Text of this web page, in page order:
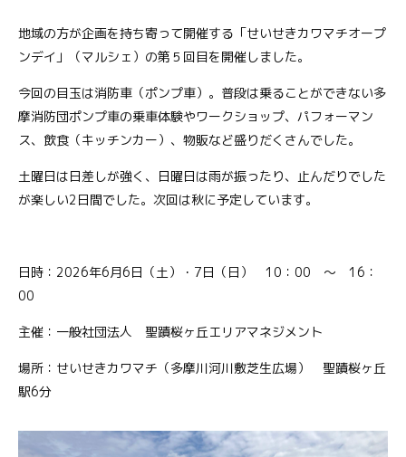
地域の方が企画を持ち寄って開催する「せいせきカワマチオープ
ンデイ」（マルシェ）の第５回目を開催しました。
今回の目玉は消防車（ポンプ車）。普段は乗ることができない多
摩消防団ポンプ車の乗車体験やワークショップ、パフォーマン
ス、飲食（キッチンカー）、物販など盛りだくさんでした。
土曜日は日差しが強く、日曜日は雨が振ったり、止んだりでした
が楽しい2日間でした。次回は秋に予定しています。
日時：2026年6月6日（土）・7日（日） 10：00 ～ 16：
00
主催：一般社団法人 聖蹟桜ヶ丘エリアマネジメント
場所：せいせきカワマチ（多摩川河川敷芝生広場） 聖蹟桜ヶ丘
駅6分